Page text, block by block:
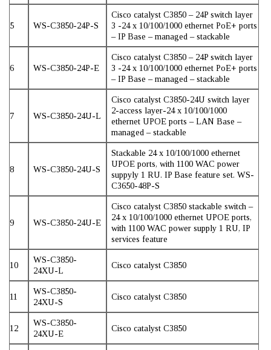
5 WS-C3850-24P-S
Cisco catalyst C3850 – 24P switch layer
3 -24 x 10/100/1000 ethernet PoE+ ports
– IP Base – managed – stackable
6 WS-C3850-24P-E
Cisco catalyst C3850 – 24P switch layer
3 -24 x 10/100/1000 ethernet PoE+ ports
– IP Base – managed – stackable
7 WS-C3850-24U-L
Cisco catalyst C3850-24U switch layer
2-access layer-24 x 10/100/1000
ethernet UPOE ports – LAN Base –
managed – stackable
8 WS-C3850-24U-S
Stackable 24 x 10/100/1000 ethernet
UPOE ports, with 1100 WAC power
suppyly 1 RU. IP Base feature set. WS-
C3650-48P-S
9 WS-C3850-24U-E
Cisco catalyst C3850 stackable switch –
24 x 10/100/1000 ethernet UPOE ports,
with 1100 WAC power supply 1 RU, IP
services feature
10
WS-C3850-
24XU-L
Cisco catalyst C3850
11
WS-C3850-
24XU-S
Cisco catalyst C3850
12
WS-C3850-
24XU-E
Cisco catalyst C3850